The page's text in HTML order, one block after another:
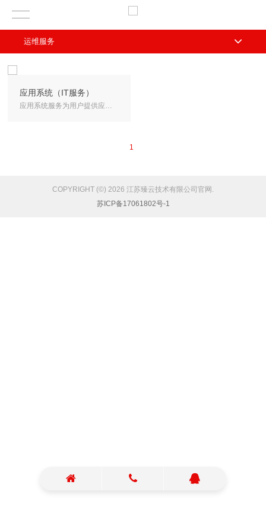
应用系统（IT服务）
应用系统服务为用户提供应用系统的部署，应用系统的运维等相关服务。
1
COPYRIGHT (©) 2026 江苏臻云技术有限公司官网.
苏ICP备17061802号-1
运维服务